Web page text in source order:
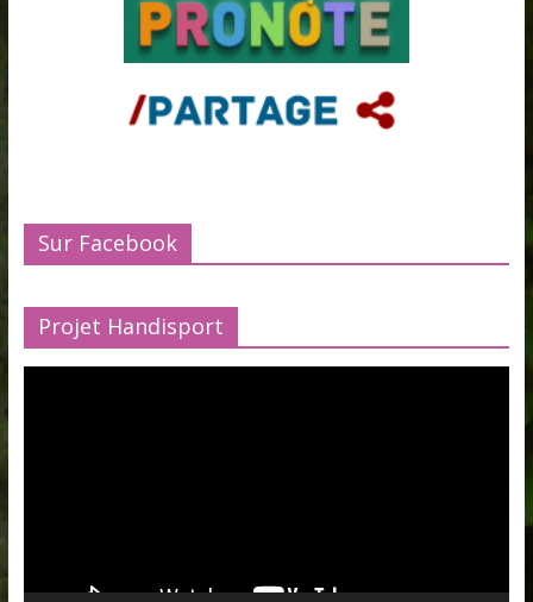
Sur Facebook
Projet Handisport